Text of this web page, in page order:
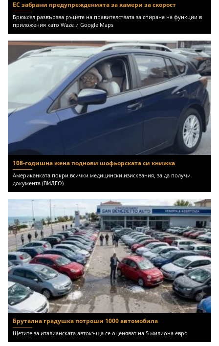
ЕС забрани предупрежденията за камери за скорост
Брюксел развързва ръцете на правителствата за спиране на функции в
приложения като Waze и Google Maps
108-годишна жена поднови шофьорската си книжка
Американката покри всички медицински изисквания, за да получи
документа (ВИДЕО)
Брутална градушка потроши 1000 автомобила
Щетите за италианската автокъща се оценяват на 5 милиона евро